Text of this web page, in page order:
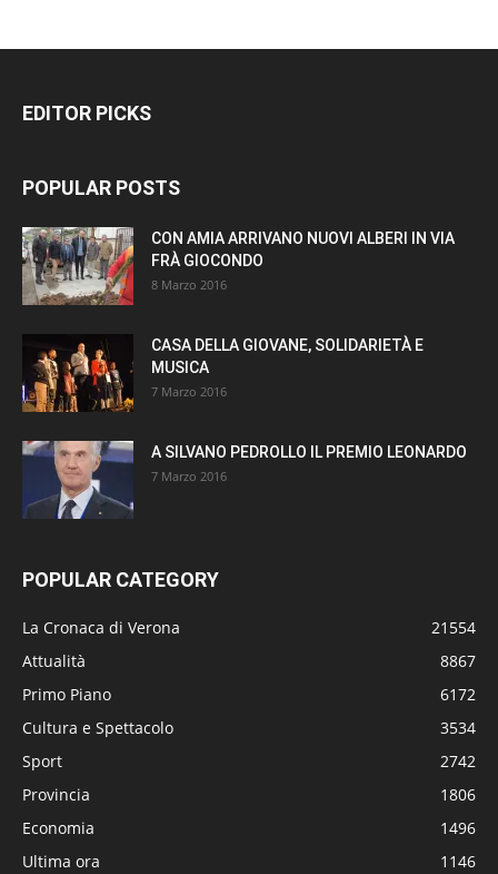
EDITOR PICKS
POPULAR POSTS
CON AMIA ARRIVANO NUOVI ALBERI IN VIA
FRÀ GIOCONDO
8 Marzo 2016
CASA DELLA GIOVANE, SOLIDARIETÀ E
MUSICA
7 Marzo 2016
A SILVANO PEDROLLO IL PREMIO LEONARDO
7 Marzo 2016
POPULAR CATEGORY
La Cronaca di Verona
21554
Attualità
8867
Primo Piano
6172
Cultura e Spettacolo
3534
Sport
2742
Provincia
1806
Economia
1496
Ultima ora
1146